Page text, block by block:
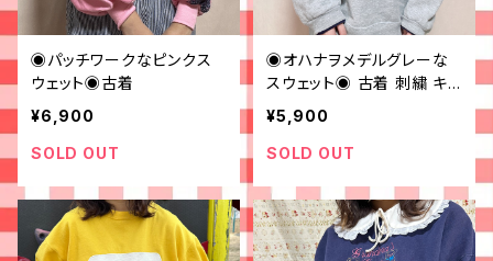
◉パッチワークなピンクス
ウェット◉古着
¥6,900
SOLD OUT
◉オハナヲメデルグレーな
スウェット◉ 古着 刺繍 キャ
ラクター
¥5,900
SOLD OUT